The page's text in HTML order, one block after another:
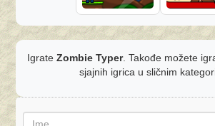
Igrate Zombie Typer. Takođe možete
sjajnih igrica u sličnim